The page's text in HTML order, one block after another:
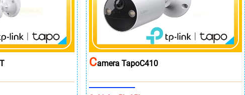
CAmera TapoC410